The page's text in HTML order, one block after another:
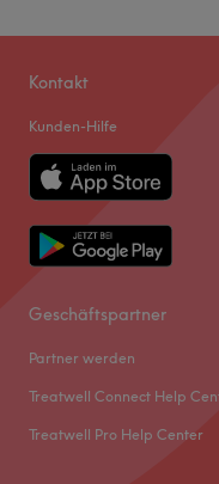
Kontakt
Kunden-Hilfe
Geschäftspartner
Partner werden
Treatwell Connect Help
Treatwell Pro Help Center